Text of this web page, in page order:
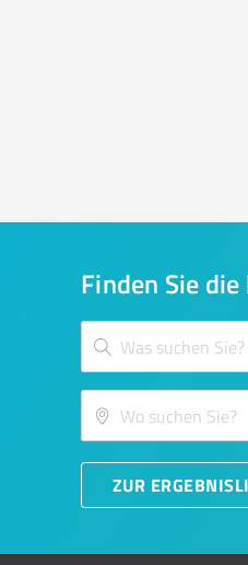
Finden Sie
ZUR